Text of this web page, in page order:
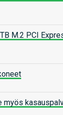
M.2 PCI
myös